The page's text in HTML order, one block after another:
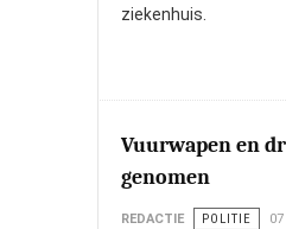
ziekenhuis.
Vuurwapen en
genomen
REDACTIE POLITIE